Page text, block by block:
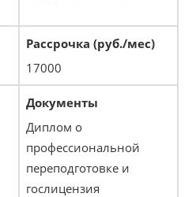
17000
Диплом о
профессиональной
переподготовке и
гослицензия